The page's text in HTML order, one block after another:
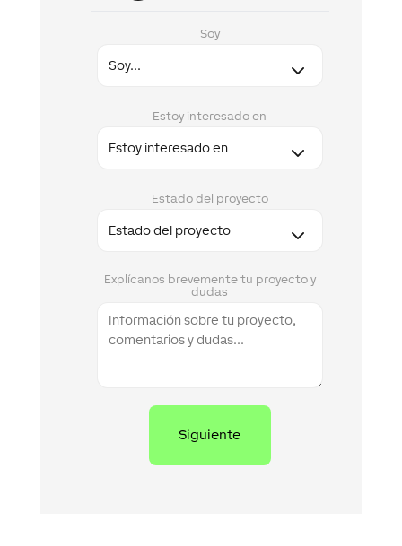
Soy
Estoy interesado en
Estado del proyecto
Explícanos brevemente tu proyecto y
dudas